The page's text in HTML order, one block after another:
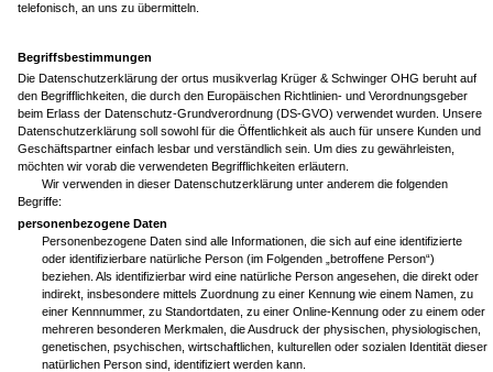
telefonisch, an uns zu übermitteln.
Begriffsbestimmungen
Die Datenschutzerklärung der ortus musikverlag Krüger & Schwinger OHG beruht auf
den Begrifflichkeiten, die durch den Europäischen Richtlinien- und Verordnungsgeber
beim Erlass der Datenschutz-Grundverordnung (DS-GVO) verwendet wurden. Unsere
Datenschutzerklärung soll sowohl für die Öffentlichkeit als auch für unsere Kunden und
Geschäftspartner einfach lesbar und verständlich sein. Um dies zu gewährleisten,
möchten wir vorab die verwendeten Begrifflichkeiten erläutern.
Wir verwenden in dieser Datenschutzerklärung unter anderem die folgenden
Begriffe:
personenbezogene Daten
Personenbezogene Daten sind alle Informationen, die sich auf eine identifizierte
oder identifizierbare natürliche Person (im Folgenden „betroffene Person“)
beziehen. Als identifizierbar wird eine natürliche Person angesehen, die direkt oder
indirekt, insbesondere mittels Zuordnung zu einer Kennung wie einem Namen, zu
einer Kennnummer, zu Standortdaten, zu einer Online-Kennung oder zu einem oder
mehreren besonderen Merkmalen, die Ausdruck der physischen, physiologischen,
genetischen, psychischen, wirtschaftlichen, kulturellen oder sozialen Identität dieser
natürlichen Person sind, identifiziert werden kann.